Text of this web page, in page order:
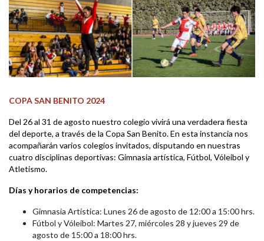
COPA SAN BENITO 2024
Del 26 al 31 de agosto nuestro colegio vivirá una verdadera fiesta
del deporte, a través de la Copa San Benito. En esta instancia nos
acompañarán varios colegios invitados, disputando en nuestras
cuatro disciplinas deportivas: Gimnasia artística, Fútbol, Vóleibol y
Atletismo.
Días y horarios de competencias:
Gimnasia Artística: Lunes 26 de agosto de 12:00 a 15:00 hrs.
Fútbol y Vóleibol: Martes 27, miércoles 28 y jueves 29 de
agosto de 15:00 a 18:00 hrs.